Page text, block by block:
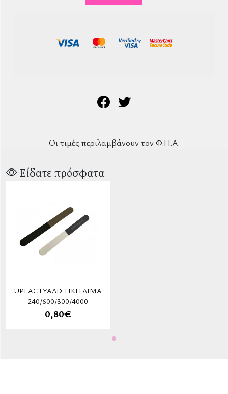
Οι τιμές περιλαμβάνουν τον Φ.Π.Α.
Είδατε πρόσφατα
UPLAC ΓΥΑΛΙΣΤΙΚΉ ΛΊΜΑ
240/600/800/4000
0,80€